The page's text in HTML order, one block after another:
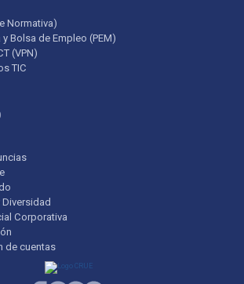
Normativa)
Bolsa de Empleo (PEM)
(VPN)
TIC
Corporativa
de cuentas